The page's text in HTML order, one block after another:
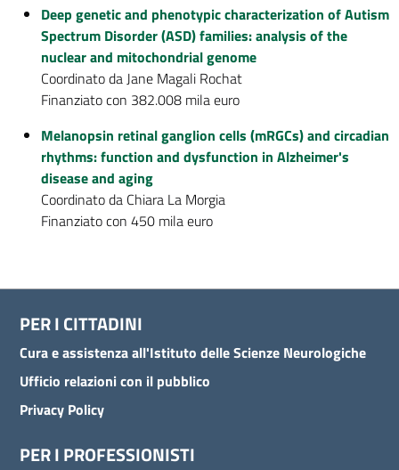
Deep genetic and phenotypic characterization of Autism
Spectrum Disorder (ASD) families: analysis of the
nuclear and mitochondrial genome
Coordinato da Jane Magali Rochat
Finanziato con 382.008 mila euro
Melanopsin retinal ganglion cells (mRGCs) and circadian
rhythms: function and dysfunction in Alzheimer's
disease and aging
Coordinato da Chiara La Morgia
Finanziato con 450 mila euro
PER I CITTADINI
Cura e assistenza all'Istituto delle Scienze Neurologiche
Ufficio relazioni con il pubblico
Privacy Policy
PER I PROFESSIONISTI